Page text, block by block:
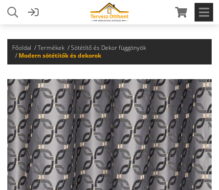
Főoldal Termékek
Sötétítő és Dekor függönyök
Modern sötétítők és dekorok